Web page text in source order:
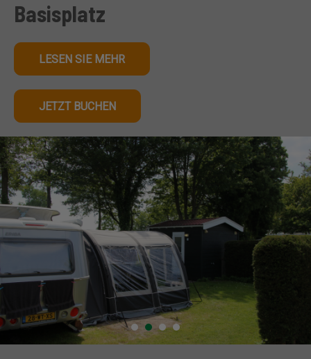
Basisplatz
LESEN SIE MEHR
JETZT BUCHEN